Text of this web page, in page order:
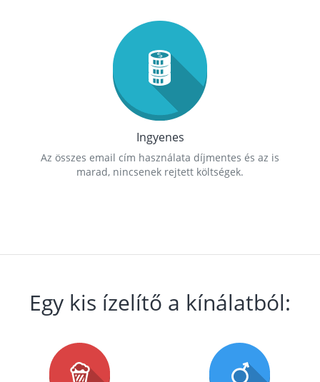
Ingyenes
Az összes email cím használata díjmentes és az is
marad, nincsenek rejtett költségek.
Egy kis ízelítő a kínálatból: